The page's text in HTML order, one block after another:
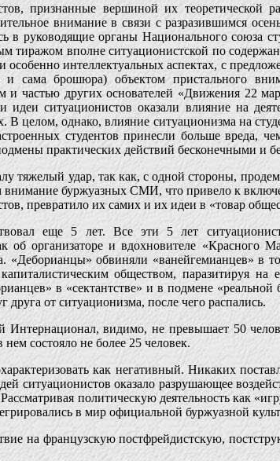
признанные вершиной их
внимание в связи с разразившимся
в руководящие органы Национального союза
вполне ситуационистской по
особенно интеллектуальных аспектах, с
брошюра) объектом пристального
частью других основателей «Движения 22
ситуационистов оказали влияние на
В целом, однако, влияние ситуационизма на
студентов принесли больше вреда,
практических действий бесконечными и
удар, так как, с одной стороны,
буржуазных СМИ, что привело к
превратило их самих и их идеи в «товар
еще 5 лет. Все эти 5 лет
организаторе и вдохновителе «Красного
обвиняли «ванейгемианцев» в
обществом, паразитируя на
в «сектантстве» и в подмене
от ситуационизма, после чего распались.
видимо, не превышает 50
состояло не более 25 человек.
как негативный. Никаких
ситуационистов оказало разрушающее
политическую деятельность как
в мир официальной буржуазной
на французскую постфрейдистскую,